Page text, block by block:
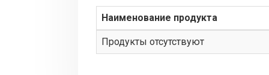
Наименование продукта
Продукты отсутствуют